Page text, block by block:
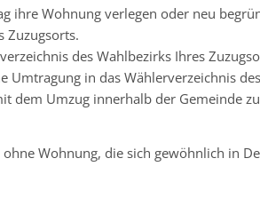
ihre Wohnung verlegen oder neu
Zuzugsorts.
des Wahlbezirks Ihres
Umtragung in das Wählerverzeichnis
dem Umzug innerhalb der Gemeinde
Wohnung, die sich gewöhnlich in